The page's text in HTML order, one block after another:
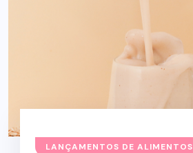
LANÇAMENTOS DE ALIMENTOS